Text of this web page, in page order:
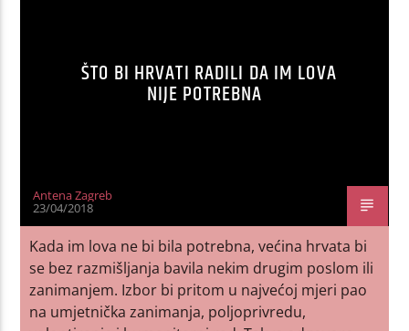
ŠTO BI HRVATI RADILI DA IM LOVA
NIJE POTREBNA
Antena Zagreb
23/04/2018
Kada im lova ne bi bila potrebna, većina hrvata bi
se bez razmišljanja bavila nekim drugim poslom ili
zanimanjem. Izbor bi pritom u najvećoj mjeri pao
na umjetnička zanimanja, poljoprivredu,